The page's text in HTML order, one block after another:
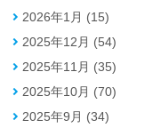
2026年1月 (15)
2025年12月 (54)
2025年11月 (35)
2025年10月 (70)
2025年9月 (34)